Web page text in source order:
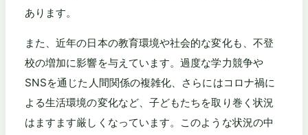
あります。
また、近年の日本の教育環境や社会的な変化も、不登
校の増加に影響を与えています。過度な学力競争や
SNSを通じた人間関係の複雑化、さらにはコロナ禍に
よる生活環境の変化など、子どもたちを取り巻く状況
はますます厳しくなっています。このような状況の中